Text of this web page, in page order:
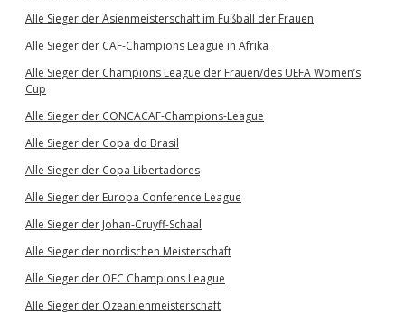
Alle Sieger der Asienmeisterschaft im Fußball der Frauen
Alle Sieger der CAF-Champions League in Afrika
Alle Sieger der Champions League der Frauen/des UEFA Women’s
Cup
Alle Sieger der CONCACAF-Champions-League
Alle Sieger der Copa do Brasil
Alle Sieger der Copa Libertadores
Alle Sieger der Europa Conference League
Alle Sieger der Johan-Cruyff-Schaal
Alle Sieger der nordischen Meisterschaft
Alle Sieger der OFC Champions League
Alle Sieger der Ozeanienmeisterschaft